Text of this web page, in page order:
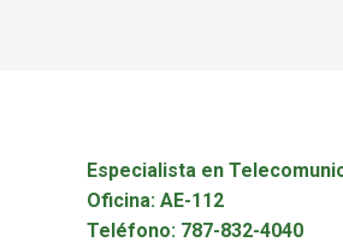
Especialista en
Oficina: AE-112
Teléfono: 787-832-4040